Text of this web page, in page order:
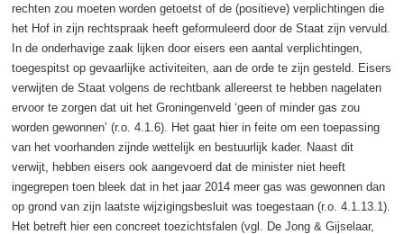
rechten zou moeten worden getoetst of de (positieve) verplichtingen die
het Hof in zijn rechtspraak heeft geformuleerd door de Staat zijn vervuld.
In de onderhavige zaak lijken door eisers een aantal verplichtingen,
toegespitst op gevaarlijke activiteiten, aan de orde te zijn gesteld. Eisers
verwijten de Staat volgens de rechtbank allereerst te hebben nagelaten
ervoor te zorgen dat uit het Groningenveld ‘geen of minder gas zou
worden gewonnen’ (r.o. 4.1.6). Het gaat hier in feite om een toepassing
van het voorhanden zijnde wettelijk en bestuurlijk kader. Naast dit
verwijt, hebben eisers ook aangevoerd dat de minister niet heeft
ingegrepen toen bleek dat in het jaar 2014 meer gas was gewonnen dan
op grond van zijn laatste wijzigingsbesluit was toegestaan (r.o. 4.1.13.1).
Het betreft hier een concreet toezichtsfalen (vgl. De Jong & Gijselaar,